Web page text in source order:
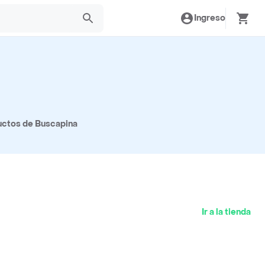
Ingreso
de Buscapina
Ir a la tienda